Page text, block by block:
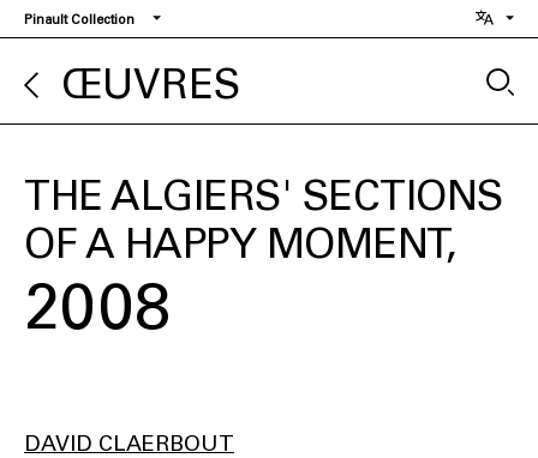
Aller
au
contenu
principal
Pinault Collection
ŒUVRES
THE ALGIERS' SECTIONS
OF A HAPPY MOMENT
2008
DAVID CLAERBOUT